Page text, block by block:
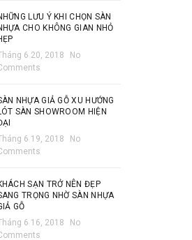
LƯU Ý KHI CHỌN SÀN
CHO KHÔNG GIAN NHỎ
6 20, 2018
No
NHỰA GIẢ GỖ XU HƯỚNG
SÀN SHOWROOM HIỆN
6 19, 2018
No
SẠN TRỞ NÊN ĐẸP
TRỌNG NHỜ SÀN NHỰA
GỖ
6 16, 2018
No